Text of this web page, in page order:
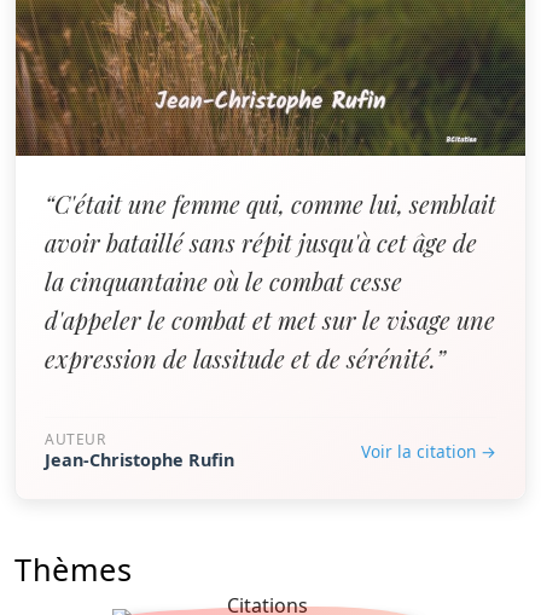
“C'était une femme qui, comme lui, semblait
avoir bataillé sans répit jusqu'à cet âge de
la cinquantaine où le combat cesse
d'appeler le combat et met sur le visage une
expression de lassitude et de sérénité.”
AUTEUR
Jean-Christophe Rufin Voir la citation →
Thèmes
Citations